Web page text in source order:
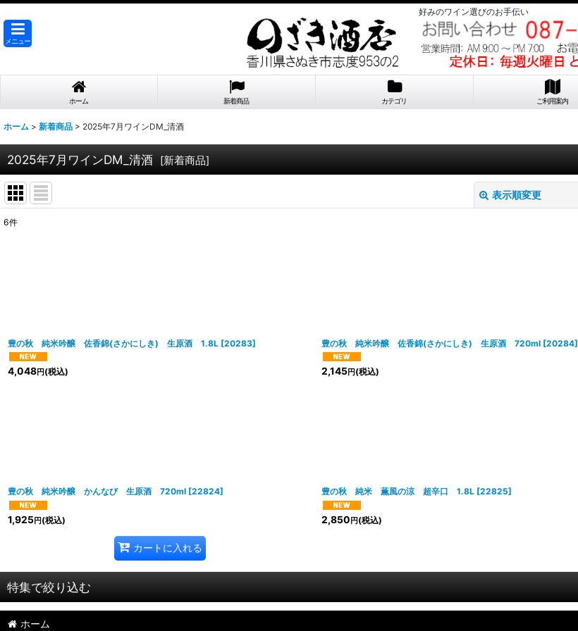
好みのワイン選びのお手伝い
メニュー
ホーム 新着商品 カテゴリ ご利用案内
ホーム > 新着商品 > 2025年7月ワインDM_清酒
2025年7月ワインDM_清酒 [新着商品]
表示順変更
絞り込む
6件
豊の秋 純米吟醸 佐香錦(さかにしき) 生原酒 1.8L [20283]
4,048円 (税込)
豊の秋 純米吟醸 佐香錦(さかにしき) 生原酒 720ml [20284]
2,145円(税込)
豊の秋 純米吟醸 かんなび 生原酒 720ml [22824]
1,925円 (税込)
カートに入れる
豊の秋 純米 薫風の涼 超辛口 1.8L [22825]
2,850 円(税込)
特集で絞り込む
2026年8月DMワイン
ホーム